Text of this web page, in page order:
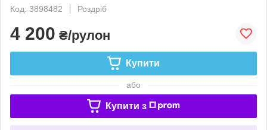
Код: 3898482
Роздріб
4 200 ₴/рулон
Купити
або
Купити з